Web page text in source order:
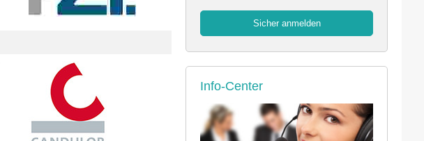
Info-Center